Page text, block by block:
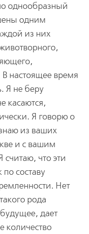
однообразный
одним
из них
настоящее время
Я не беру
касаются,
Я говорю о
из ваших
и с вашим
считаю, что эти
составу
Нет
рода
дает
количество